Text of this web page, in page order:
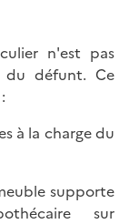
n'est pas
défunt. Ce
à la charge du
supporte
sur